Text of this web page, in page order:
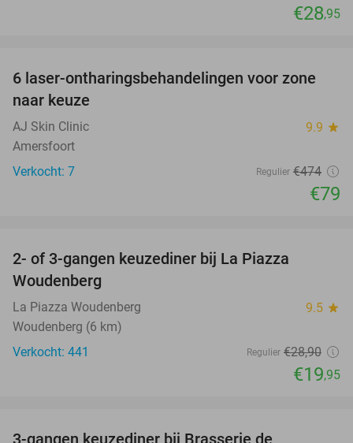
€28,95
83%
6 laser-ontharingsbehandelingen voor zone
naar keuze
AJ Skin Clinic 9.9 star
Amersfoort
Verkocht: 7
Regulier €474
€79
2- of 3-gangen keuzediner bij La Piazza
Woudenberg
La Piazza Woudenberg 9.5 star
Woudenberg (6 km)
Verkocht: 441
Regulier €28,90
€19,95
3-gangen keuzediner bij Brasserie de